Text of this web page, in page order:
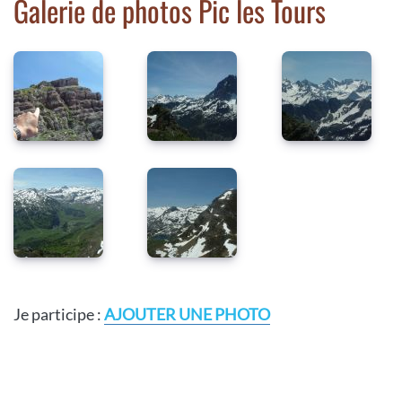
Galerie de photos Pic les Tours
Je participe :AJOUTER UNE PHOTO